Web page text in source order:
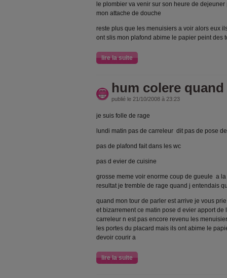
le plombier va venir sur son heure de
mon attache de douche
reste plus que les menuisiers a voir alors eux
ont slis mon plafond abime le papier peint des
lire la suite
hum colere
publié le 21/10/2008 à 23:23
je suis folle de rage
lundi matin pas de carreleur dit pas de pose
pas de plafond fait dans les wc
pas d evier de cuisine
grosse meme voir enorme coup de gueule a
resultat je tremble de rage quand j entendais
quand mon tour de parler est arrive je vous
et bizarrement ce matin pose d evier apport
carreleur n est pas encore revenu les
les portes du placard mais ils ont abime le
devoir courir a
lire la suite